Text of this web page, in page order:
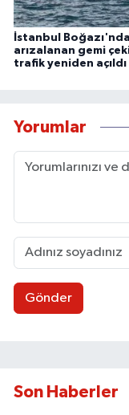
İstanbul Boğazı'nda
arızalanan gemi
trafik yeniden açıldı
Yorumlar
Gönder
Son Haberler